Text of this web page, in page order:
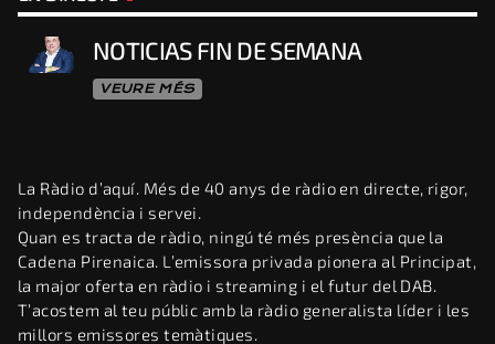
NOTICIAS FIN DE SEMANA
VEURE MÉS
La Ràdio d’aquí. Més de 40 anys de ràdio en directe, rigor,
independència i servei.
Quan es tracta de ràdio, ningú té més presència que la
Cadena Pirenaica. L’emissora privada pionera al Principat,
la major oferta en ràdio i streaming i el futur del DAB.
T’acostem al teu públic amb la ràdio generalista líder i les
millors emissores temàtiques.